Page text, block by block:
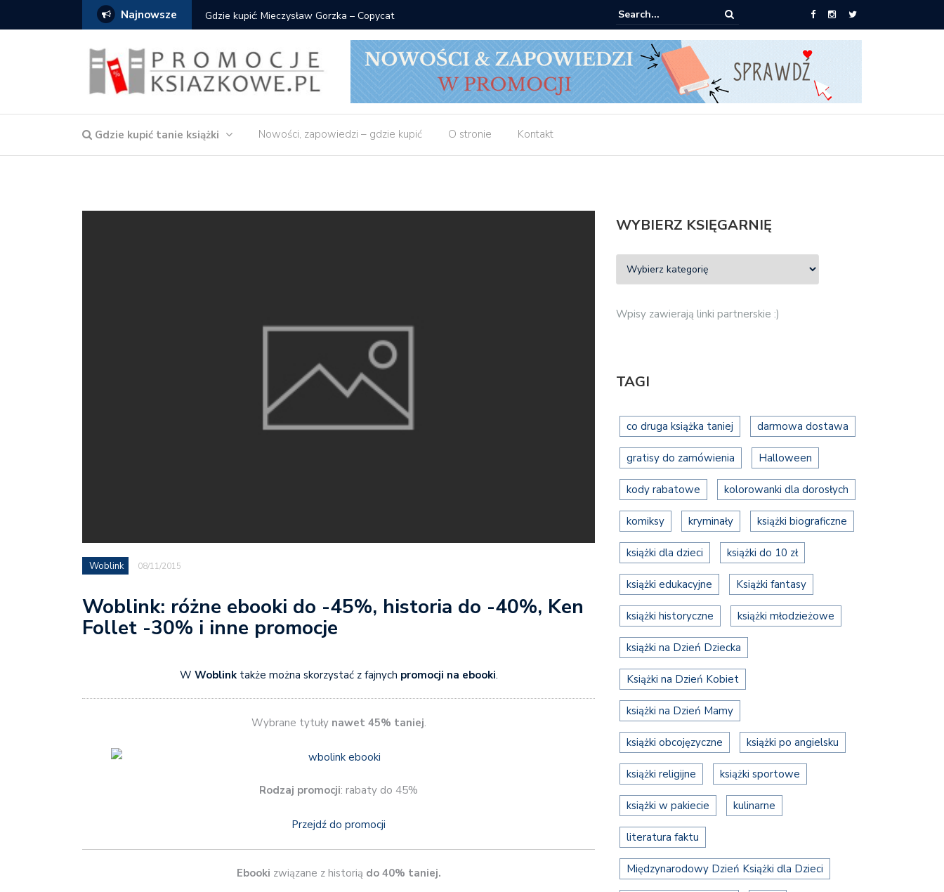
Najnowsze Gdzie kupić: Mieczysław Gorzka – Copycat Znak: książki od 2,90 zł do zamówienia
Gdzie kupić tanie książki Nowości, zapowiedzi – gdzie kupić O stronie Kontakt
Woblink 08/11/2015
Woblink: różne ebooki do -45%, historia do -40%, Ken
Follet -30% i inne promocje
W Woblinktakże można skorzystać z fajnych promocji na ebooki.
Wybrane tytuły nawet 45% taniej.
Rodzaj promocji: rabaty do 45%
Przejdź do promocji
Ebooki związane z historią do 40% taniej.
WYBIERZ KSIĘGARNIĘ
Wpisy zawierają linki partnerskie :)
TAGI
co druga książka taniej darmowa dostawa
gratisy do zamówienia Halloween
kody rabatowe kolorowanki dla dorosłych
komiksy kryminały książki biograficzne
książki dla dzieci książki do 10 zł
książki edukacyjne Książki fantasy
książki historyczne książki młodzieżowe
książki na Dzień Dziecka
Książki na Dzień Kobiet
książki na Dzień Mamy
książki obcojęzyczne książki po angielsku
książki religijne książki sportowe
książki w pakiecie kulinarne
literatura faktu
Międzynarodowy Dzień Książki dla Dzieci